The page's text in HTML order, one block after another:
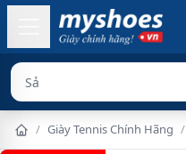
Sản phẩm chính
/ Giày Tennis Chính Hãng /